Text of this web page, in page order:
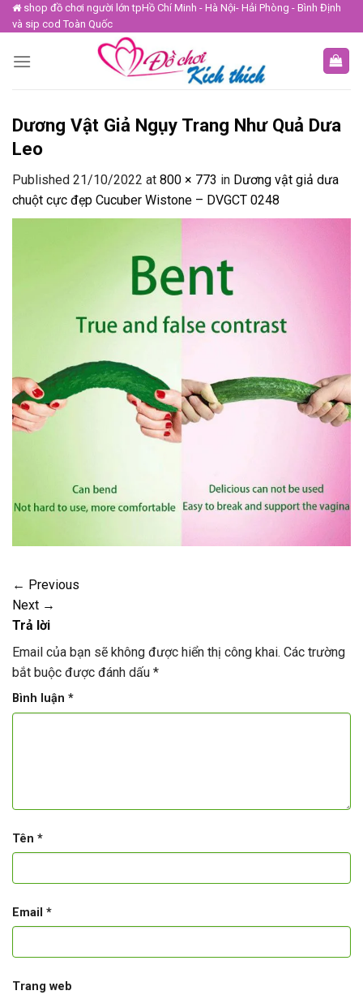
Skip
to
shop đồ chơi người lớn tpHồ Chí Minh - Hà Nội- Hải Phòng - Bình Định
và sip cod Toàn Quốc
Dương Vật Giả Ngụy Trang Như Quả Dưa
Leo
Published 21/10/2022 at 800 × 773 in Dương vật giả dưa
chuột cực đẹp Cucuber Wistone – DVGCT 0248
← Previous
Next →
Trả lời
Email của bạn sẽ không được hiển thị công khai. Các trường
bắt buộc được đánh dấu *
Bình luận *
Tên *
Email *
Trang web